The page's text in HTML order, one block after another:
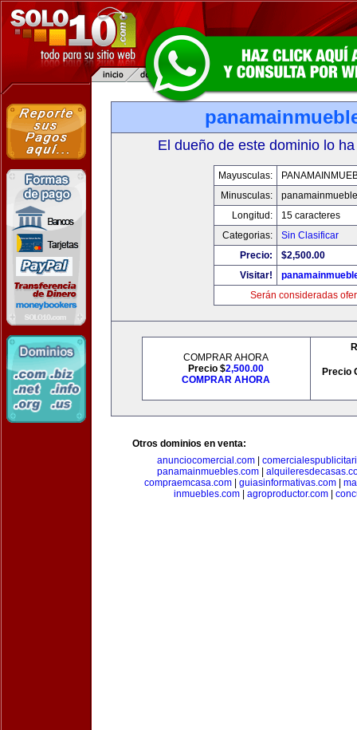
El dueño de este dominio lo
Mayusculas:
Minusculas:
Longitud:
15 caracteres
Categorias:
Sin Clasificar
Precio:
$2,500.00
Visitar!
Serán consideradas
COMPRAR AHORA
Precio $2,500.00
COMPRAR AHORA
Precio
Otros dominios en venta:
anunciocomercial.com
panamainmuebles.com|
compraemcasa.com
guiasinformativas.com
inmuebles.com
agroproductor.com